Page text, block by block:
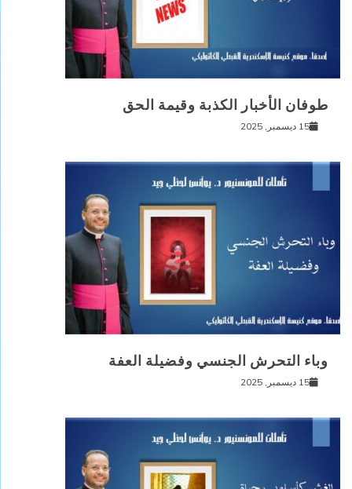
طوفان الأخبار الكذبة وقيمة الحق
15 ديسمبر, 2025
وباء التحرش الجنسي وفضيلة العفة
15 ديسمبر, 2025